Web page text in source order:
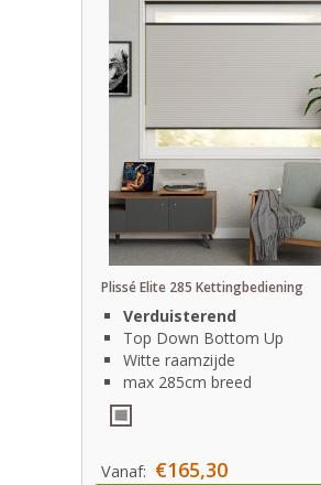
Plissé Elite 285 Kettingbediening
Verduisterend
Top Down Bottom Up
Witte raamzijde
max 285cm breed
Vanaf: €165,30